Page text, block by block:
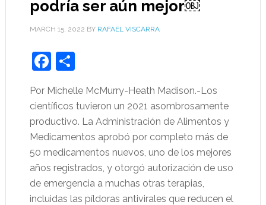
podría ser aún mejor￼
MARCH 15, 2022 BY RAFAEL VISCARRA
Facebook
Share
Por Michelle McMurry-Heath Madison.-Los
científicos tuvieron un 2021 asombrosamente
productivo. La Administración de Alimentos y
Medicamentos aprobó por completo más de
50 medicamentos nuevos, uno de los mejores
años registrados, y otorgó autorización de uso
de emergencia a muchas otras terapias,
incluidas las píldoras antivirales que reducen el